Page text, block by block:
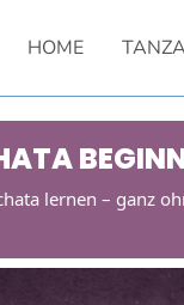
HOME
lernen – ganz